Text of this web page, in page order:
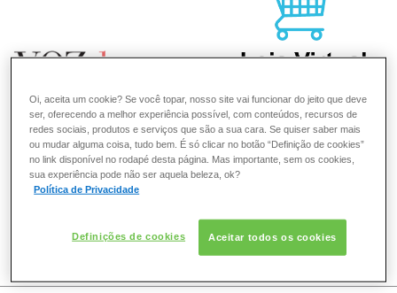
COMO POSSO AJUDAR? DÚVIDAS SOBRE:
Oi, aceita um cookie? Se você topar, nosso site vai funcionar do jeito que deve
ser, oferecendo a melhor experiência possível, com conteúdos, recursos de
redes sociais, produtos e serviços que são a sua cara. Se quiser saber mais
ou mudar alguma coisa, tudo bem. É só clicar no botão “Definição de cookies”
no link disponível no rodapé desta página. Mas importante, sem os cookies,
sua experiência pode não ser aquela beleza, ok?
Política de Privacidade
Definições de cookies Aceitar todos os cookies